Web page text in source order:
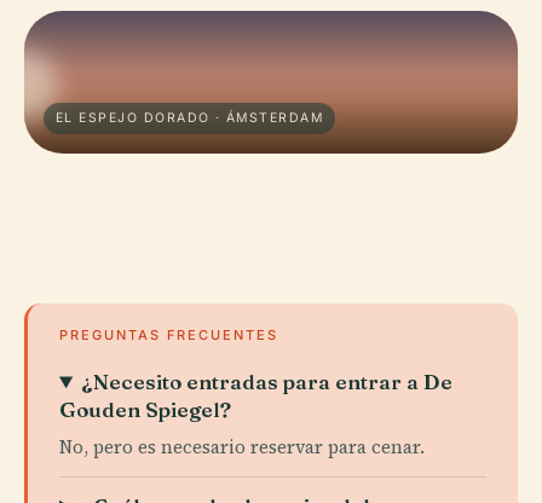
EL ESPEJO DORADO · ÁMSTERDAM
PREGUNTAS FRECUENTES
¿Necesito entradas para entrar a De
Gouden Spiegel?
No, pero es necesario reservar para cenar.